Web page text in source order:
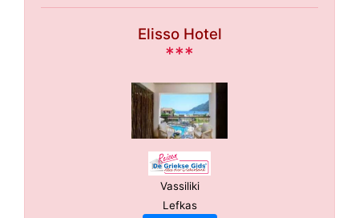
Elisso Hotel
***
Vassiliki
Lefkas